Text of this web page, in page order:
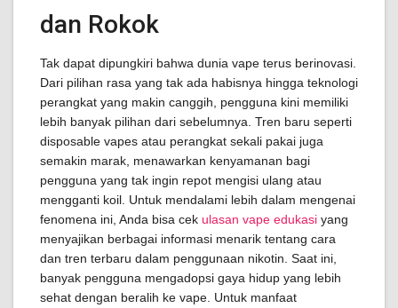
dan Rokok
Tak dapat dipungkiri bahwa dunia vape terus berinovasi.
Dari pilihan rasa yang tak ada habisnya hingga teknologi
perangkat yang makin canggih, pengguna kini memiliki
lebih banyak pilihan dari sebelumnya. Tren baru seperti
disposable vapes atau perangkat sekali pakai juga
semakin marak, menawarkan kenyamanan bagi
pengguna yang tak ingin repot mengisi ulang atau
mengganti koil. Untuk mendalami lebih dalam mengenai
fenomena ini, Anda bisa cek ulasan vape edukasi yang
menyajikan berbagai informasi menarik tentang cara
dan tren terbaru dalam penggunaan nikotin. Saat ini,
banyak pengguna mengadopsi gaya hidup yang lebih
sehat dengan beralih ke vape. Untuk manfaat